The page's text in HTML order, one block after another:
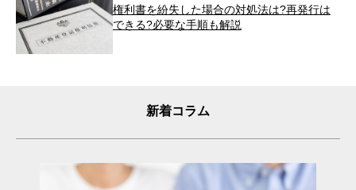
権利書を紛失した場合の対処法は?再発行は
できる?必要な手順も解説
新着コラム